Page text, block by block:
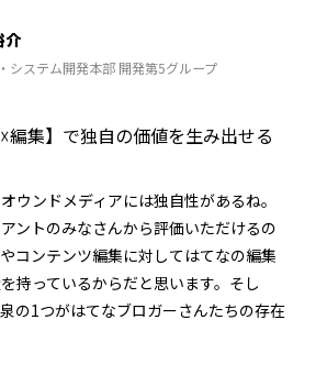
介
システム開発本部 開発第5グループ
☓編集】で独自の価値を生み出せる
ウンドメディアには独自性があるね――。
ントのみなさんから評価いただけるの
コンテンツ編集に対してはてなの編集
持っているからだと思います。そし
の1つがはてなブロガーさんたちの存在